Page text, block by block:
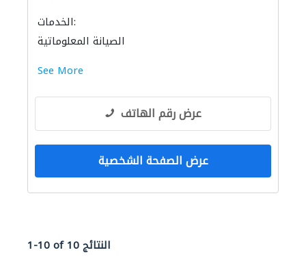
الخدمات:
الصيانة المعلوماتية
See More
عرض رقم الهاتف
عرض الصفحة الشخصية
1-10 of 10 النتائج